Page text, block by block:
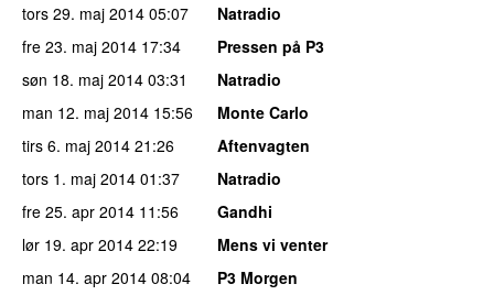
tors 29. maj 2014 05:07
Natradio
fre 23. maj 2014 17:34
Pressen på P3
søn 18. maj 2014 03:31
Natradio
man 12. maj 2014 15:56
Monte Carlo
tirs 6. maj 2014 21:26
Aftenvagten
tors 1. maj 2014 01:37
Natradio
fre 25. apr 2014 11:56
Gandhi
lør 19. apr 2014 22:19
Mens vi venter
man 14. apr 2014 08:04
P3 Morgen